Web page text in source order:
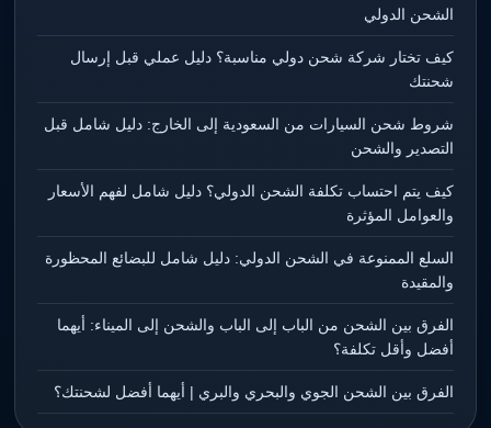
الشحن الدولي
كيف تختار شركة شحن دولي مناسبة؟ دليل عملي قبل إرسال
شحنتك
شروط شحن السيارات من السعودية إلى الخارج: دليل شامل قبل
التصدير والشحن
كيف يتم احتساب تكلفة الشحن الدولي؟ دليل شامل لفهم الأسعار
والعوامل المؤثرة
السلع الممنوعة في الشحن الدولي: دليل شامل للبضائع المحظورة
والمقيدة
الفرق بين الشحن من الباب إلى الباب والشحن إلى الميناء: أيهما
أفضل وأقل تكلفة؟
الفرق بين الشحن الجوي والبحري والبري | أيهما أفضل لشحنتك؟